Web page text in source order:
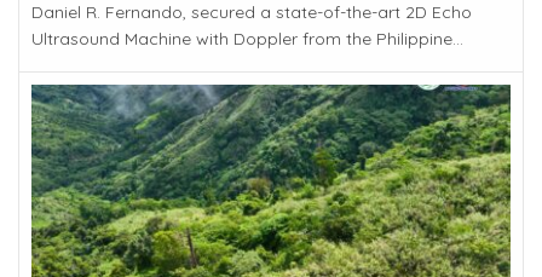
Daniel R. Fernando, secured a state-of-the-art 2D Echo
Ultrasound Machine with Doppler from the Philippine...